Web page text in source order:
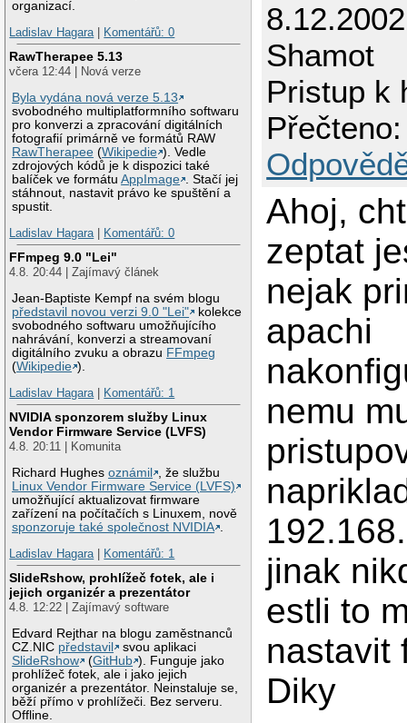
organizací.
Ladislav Hagara| Komentářů: 0
RawTherapee 5.13
včera 12:44 | Nová verze
Byla vydána nová verze 5.13
svobodného multiplatformního softwaru
pro konverzi a zpracování digitálních
fotografií primárně ve formátů RAW
RawTherapee (Wikipedie ). Vedle
zdrojových kódů je k dispozici také
balíček ve formátuAppImage
. Stačí jej
stáhnout, nastavit právo ke spuštění a
spustit.
Ladislav Hagara| Komentářů: 0
FFmpeg 9.0 "Lei"
4.8. 20:44 | Zajímavý článek
Jean-Baptiste Kempf na svém blogu
představil novou verzi 9.0 "Lei"
kolekce
svobodného softwaru umožňujícího
nahrávání, konverzi a streamovaní
digitálního zvuku a obrazu FFmpeg
(Wikipedie ).
Ladislav Hagara| Komentářů: 1
NVIDIA sponzorem služby Linux
Vendor Firmware Service (LVFS)
4.8. 20:11 | Komunita
Richard Hughesoznámil
, že službu
Linux Vendor Firmware Service (LVFS)
umožňující aktualizovat firmware
zařízení na počítačích s Linuxem, nově
sponzoruje také společnost NVIDIA
Ladislav Hagara| Komentářů: 1
SlideRshow, prohlížeč fotek, ale i
jejich organizér a prezentátor
4.8. 12:22 | Zajímavý software
Edvard Rejthar na blogu zaměstnanců
CZ.NIC představil
svou aplikaci
SlideRshow
(GitHub ). Funguje jako
prohlížeč fotek, ale i jako jejich
organizér a prezentátor. Neinstaluje se,
běží přímo v prohlížeči. Bez serveru.
Offline.
Shamot
Pristup k
Ahoj,
zeptat
nejak
apachi
nemu
jinak
estli to
nastavit
Diky